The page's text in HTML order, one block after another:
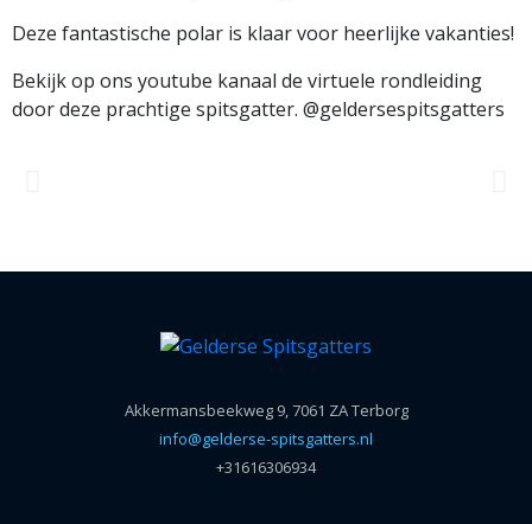
Deze fantastische polar is klaar voor heerlijke vakanties!
Bekijk op ons youtube kanaal de virtuele rondleiding
door deze prachtige spitsgatter. @geldersespitsgatters
Akkermansbeekweg 9, 7061 ZA Terborg
info@gelderse-spitsgatters.nl
+31616306934